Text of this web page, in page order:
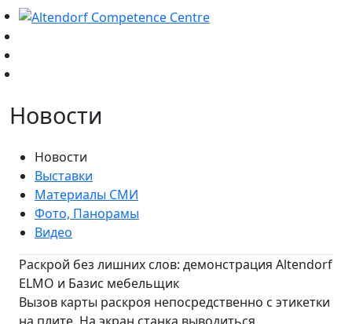
Новости
Новости
Выставки
Материалы СМИ
Фото, Панорамы
Видео
Раскрой без лишних слов: демонстрация Altendorf
ELMO и Базис мебельщик
Вызов карты раскроя непосредственно с этикетки